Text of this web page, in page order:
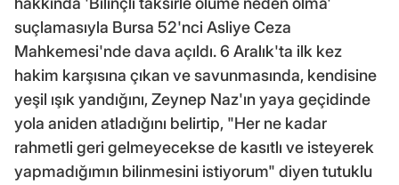
suçlamasıyla Bursa 52'nci Asliye Ceza
Mahkemesi'nde dava açıldı. 6 Aralık'ta ilk kez
hakim karşısına çıkan ve savunmasında, kendisine
yeşil ışık yandığını, Zeynep Naz'ın yaya geçidinde
yola aniden atladığını belirtip, "Her ne kadar
rahmetli geri gelmeyecekse de kasıtlı ve isteyerek
yapmadığımın bilinmesini istiyorum" diyen tutuklu